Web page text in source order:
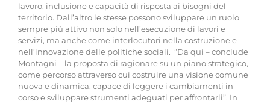
lavoro, inclusione e capacità di risposta ai bisogni del
territorio. Dall’altro le stesse possono sviluppare un ruolo
sempre più attivo non solo nell’esecuzione di lavori e
servizi, ma anche come interlocutori nella costruzione e
nell’innovazione delle politiche sociali. “Da qui – conclude
Montagni – la proposta di ragionare su un piano strategico,
come percorso attraverso cui costruire una visione comune
nuova e dinamica, capace di leggere i cambiamenti in
corso e sviluppare strumenti adeguati per affrontarli”. In